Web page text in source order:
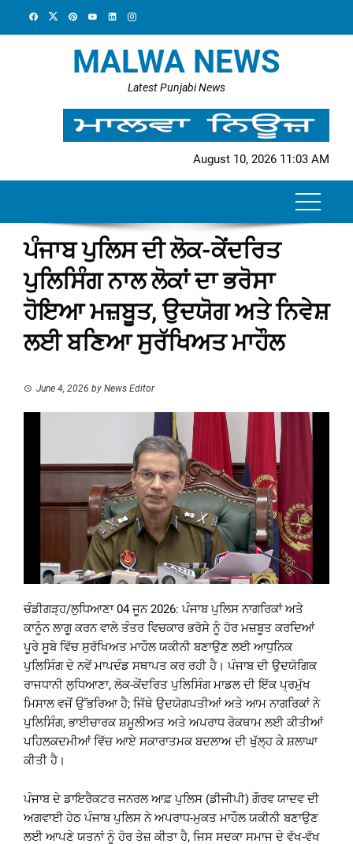
MALWA NEWS
Latest Punjabi News
August 10, 2026 11:03 AM
ਪੰਜਾਬ ਪੁਲਿਸ ਦੀ ਲੋਕ-ਕੇਂਦਰਿਤ
ਪੁਲਿਸਿੰਗ ਨਾਲ ਲੋਕਾਂ ਦਾ ਭਰੋਸਾ
ਹੋਇਆ ਮਜ਼ਬੂਤ, ਉਦਯੋਗ ਅਤੇ ਨਿਵੇਸ਼
ਲਈ ਬਣਿਆ ਸੁਰੱਖਿਅਤ ਮਾਹੌਲ
June 4, 2026 by News Editor
ਚੰਡੀਗੜ੍ਹ/ਲੁਧਿਆਣਾ 04 ਜੂਨ 2026: ਪੰਜਾਬ ਪੁਲਿਸ ਨਾਗਰਿਕਾਂ ਅਤੇ
ਕਾਨੂੰਨ ਲਾਗੂ ਕਰਨ ਵਾਲੇ ਤੰਤਰ ਵਿਚਕਾਰ ਭਰੋਸੇ ਨੂੰ ਹੋਰ ਮਜ਼ਬੂਤ ਕਰਦਿਆਂ
ਪੂਰੇ ਸੂਬੇ ਵਿੱਚ ਸੁਰੱਖਿਅਤ ਮਾਹੌਲ ਯਕੀਨੀ ਬਣਾਉਣ ਲਈ ਆਧੁਨਿਕ
ਪੁਲਿਸਿੰਗ ਦੇ ਨਵੇਂ ਮਾਪਦੰਡ ਸਥਾਪਤ ਕਰ ਰਹੀ ਹੈ। ਪੰਜਾਬ ਦੀ ਉਦਯੋਗਿਕ
ਰਾਜਧਾਨੀ ਲੁਧਿਆਣਾ, ਲੋਕ-ਕੇਂਦਰਿਤ ਪੁਲਿਸਿੰਗ ਮਾਡਲ ਦੀ ਇੱਕ ਪ੍ਰਮੁੱਖ
ਮਿਸਾਲ ਵਜੋਂ ਉੱਭਰਿਆ ਹੈ; ਜਿੱਥੇ ਉਦਯੋਗਪਤੀਆਂ ਅਤੇ ਆਮ ਨਾਗਰਿਕਾਂ ਨੇ
ਪੁਲਿਸਿੰਗ, ਭਾਈਚਾਰਕ ਸ਼ਮੂਲੀਅਤ ਅਤੇ ਅਪਰਾਧ ਰੋਕਥਾਮ ਲਈ ਕੀਤੀਆਂ
ਪਹਿਲਕਦਮੀਆਂ ਵਿੱਚ ਆਏ ਸਕਾਰਾਤਮਕ ਬਦਲਾਅ ਦੀ ਖੁੱਲ੍ਹ ਕੇ ਸ਼ਲਾਘਾ
ਕੀਤੀ ਹੈ।
ਪੰਜਾਬ ਦੇ ਡਾਇਰੈਕਟਰ ਜਨਰਲ ਆਫ਼ ਪੁਲਿਸ (ਡੀਜੀਪੀ) ਗੌਰਵ ਯਾਦਵ ਦੀ
ਅਗਵਾਈ ਹੇਠ ਪੰਜਾਬ ਪੁਲਿਸ ਨੇ ਅਪਰਾਧ-ਮੁਕਤ ਮਾਹੌਲ ਯਕੀਨੀ ਬਣਾਉਣ
ਲਈ ਆਪਣੇ ਯਤਨਾਂ ਨੂੰ ਹੋਰ ਤੇਜ਼ ਕੀਤਾ ਹੈ, ਜਿਸ ਸਦਕਾ ਸਮਾਜ ਦੇ ਵੱਖ-ਵੱਖ